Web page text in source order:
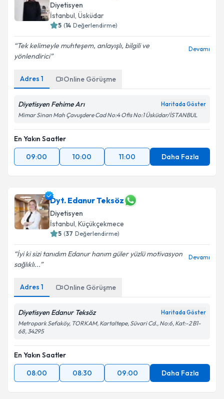
Diyetisyen
İstanbul, Üsküdar
5 (14 Değerlendirme)
Tek kelimeyle muhteşem, anlayışlı, bilgili ve
yönlendirici
Devamı
Adres 1 Online Görüşme
Diyetisyen Fehime Arı Haritada Göster
Mimar Sinan Mah Çavuşdere Cad No:4 Ofis No:1 Üsküdar/İSTANBUL
En Yakın Saatler
09:00
10:00 11:00 Daha Fazla
Dyt. Edanur Teksöz
Diyetisyen
İstanbul, Küçükçekmece
5 (37 Değerlendirme)
İyi ki sizi tanıdım Edanur hanım güler yüzlü motivasyon
sağlıklı...
Devamı
Adres 1 Online Görüşme
Diyetisyen Edanur Teksöz Haritada Göster
Metropark Sefaköy, TORKAM, Kartaltepe, Süvari Cd., No:6, Kat:-2 B1-
68, 34295
En Yakın Saatler
08:00
08:30 09:00 Daha Fazla